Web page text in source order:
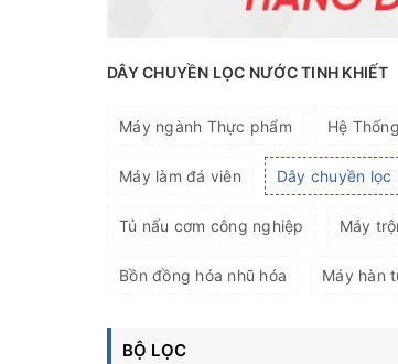
DÂY CHUYỀN LỌC NƯỚC TINH KHIẾT
Máy ngành Thực phẩm Hệ
Máy làm đá viên Dây chuyền
Tủ nấu cơm công nghiệp Máy
Bồn đồng hóa nhũ hóa Máy hàn
BỘ LỌC